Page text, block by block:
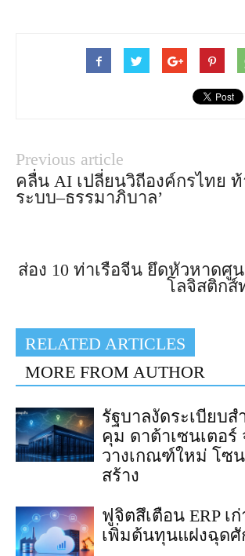
Previous article
คลื่น AI เปลี่ยนวิถีองค์กรไทย
ระบบ–ธรรมาภิบาล’
ส่อง 10 ท่าเรือจีน ยึดหัวหาดศู
โลจิสติกส์
RELATED ARTICLES
MORE FROM AUTHOR
รัฐบาลงัดระเบียบ
คุม ดาต้าเซนเตอร์
วางเกณฑ์ใหม่ โซ
สร้าง
ฟูจิตสึเตือน ERP เก่
เพิ่มต้นทุนแฝงฉุดศั